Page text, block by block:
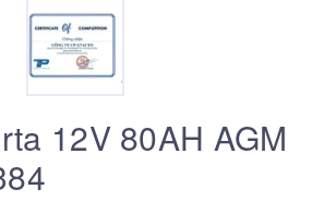
12V 80AH AGM